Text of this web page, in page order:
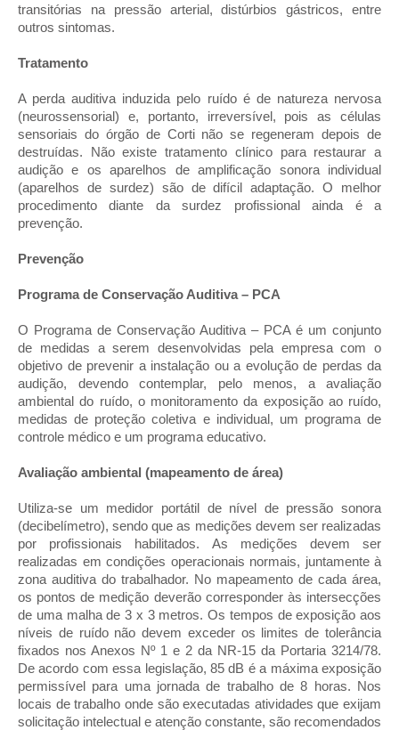
transitórias na pressão arterial, distúrbios gástricos, entre
outros sintomas.
Tratamento
A perda auditiva induzida pelo ruído é de natureza nervosa
(neurossensorial) e, portanto, irreversível, pois as células
sensoriais do órgão de Corti não se regeneram depois de
destruídas. Não existe tratamento clínico para restaurar a
audição e os aparelhos de amplificação sonora individual
(aparelhos de surdez) são de difícil adaptação. O melhor
procedimento diante da surdez profissional ainda é a
prevenção.
Prevenção
Programa de Conservação Auditiva – PCA
O Programa de Conservação Auditiva – PCA é um conjunto
de medidas a serem desenvolvidas pela empresa com o
objetivo de prevenir a instalação ou a evolução de perdas da
audição, devendo contemplar, pelo menos, a avaliação
ambiental do ruído, o monitoramento da exposição ao ruído,
medidas de proteção coletiva e individual, um programa de
controle médico e um programa educativo.
Avaliação ambiental (mapeamento de área)
Utiliza-se um medidor portátil de nível de pressão sonora
(decibelímetro), sendo que as medições devem ser realizadas
por profissionais habilitados. As medições devem ser
realizadas em condições operacionais normais, juntamente à
zona auditiva do trabalhador. No mapeamento de cada área,
os pontos de medição deverão corresponder às intersecções
de uma malha de 3 x 3 metros. Os tempos de exposição aos
níveis de ruído não devem exceder os limites de tolerância
fixados nos Anexos Nº 1 e 2 da NR-15 da Portaria 3214/78.
De acordo com essa legislação, 85 dB é a máxima exposição
permissível para uma jornada de trabalho de 8 horas. Nos
locais de trabalho onde são executadas atividades que exijam
solicitação intelectual e atenção constante, são recomendados